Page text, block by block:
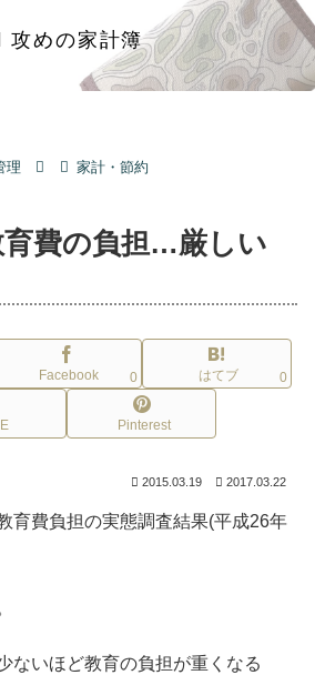
攻めの家計簿
理 家計・節約
費の負担…厳しい
Facebook 0 はてブ 0
Pinterest
2015.03.19 2017.03.22
育費負担の実態調査結果(平成26年
ないほど教育の負担が重くなる